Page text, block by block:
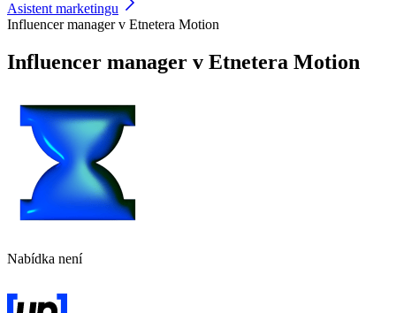
Asistent marketingu
Influencer manager v Etnetera Motion
Influencer manager v Etnetera Motion
Nabídka není